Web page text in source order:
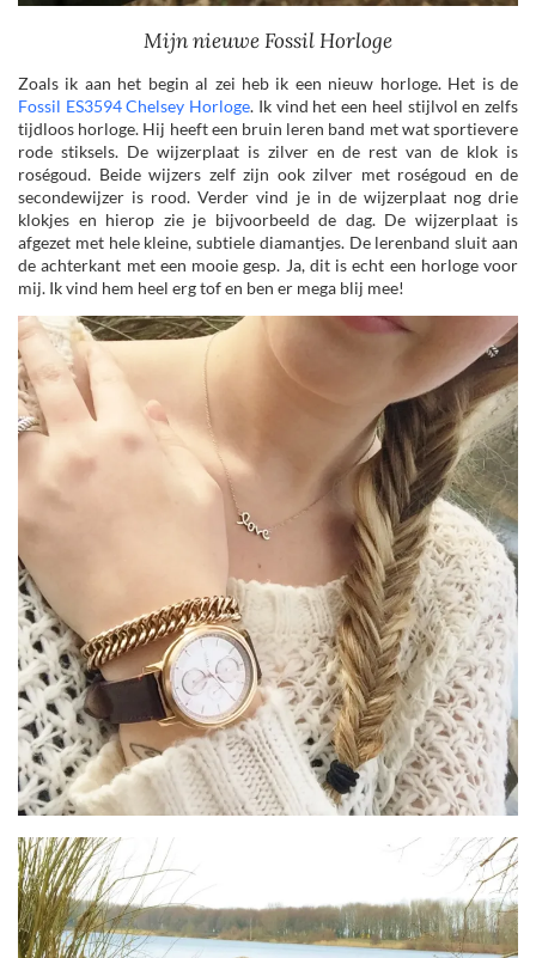
Mijn nieuwe Fossil Horloge
Zoals ik aan het begin al zei heb ik een nieuw horloge. Het is de
Fossil ES3594 Chelsey Horloge. Ik vind het een heel stijlvol en zelfs
tijdloos horloge. Hij heeft een bruin leren band met wat sportievere
rode stiksels. De wijzerplaat is zilver en de rest van de klok is
roségoud. Beide wijzers zelf zijn ook zilver met roségoud en de
secondewijzer is rood. Verder vind je in de wijzerplaat nog drie
klokjes en hierop zie je bijvoorbeeld de dag. De wijzerplaat is
afgezet met hele kleine, subtiele diamantjes. De lerenband sluit aan
de achterkant met een mooie gesp. Ja, dit is echt een horloge voor
mij. Ik vind hem heel erg tof en ben er mega blij mee!